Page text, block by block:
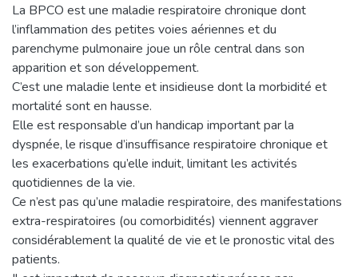
La BPCO est une maladie respiratoire chronique dont
l’inflammation des petites voies aériennes et du
parenchyme pulmonaire joue un rôle central dans son
apparition et son développement.
C’est une maladie lente et insidieuse dont la morbidité et
mortalité sont en hausse.
Elle est responsable d’un handicap important par la
dyspnée, le risque d’insuffisance respiratoire chronique et
les exacerbations qu’elle induit, limitant les activités
quotidiennes de la vie.
Ce n’est pas qu’une maladie respiratoire, des manifestations
extra-respiratoires (ou comorbidités) viennent aggraver
considérablement la qualité de vie et le pronostic vital des
patients.